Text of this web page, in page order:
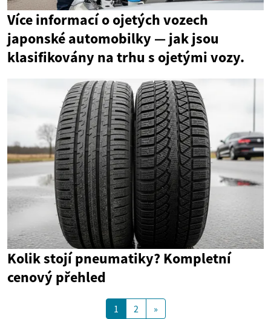
Více informací o ojetých vozech
japonské automobilky — jak jsou
klasifikovány na trhu s ojetými vozy.
Kolik stojí pneumatiky? Kompletní
cenový přehled
1 2 »